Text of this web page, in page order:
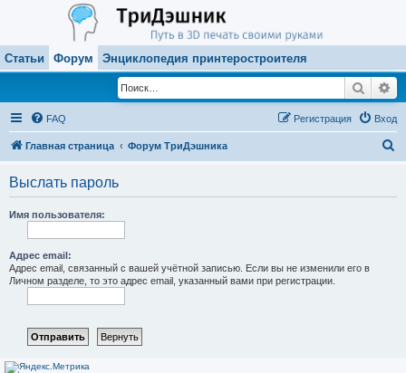
Статьи Форум Энциклопедия принтеростроителя
Поиск
FAQ Вход
Регистрация
Главная страница Форум ТриДэшника
Выслать пароль
Имя пользователя:
Адрес email:
Адрес email, связанный с вашей учётной записью. Если вы не изменили его в
Личном разделе, то это адрес email, указанный вами при регистрации.